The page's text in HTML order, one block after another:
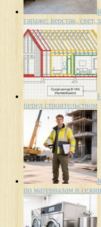
гараже: верстак, свет,
перед строительством
по материалам и